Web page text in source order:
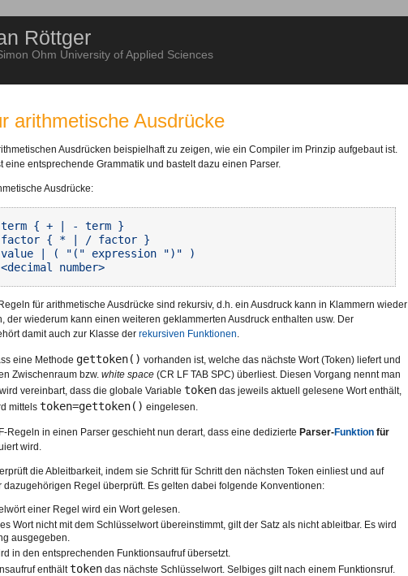
Röttger
Ohm University of Applied Sciences
arithmetische Ausdrücke
Ausdrücken beispielhaft zu zeigen, wie ein Compiler im Prinzip aufgebaut ist.
eine entsprechende Grammatik und bastelt dazu einen Parser.
Ausdrücke:
term { + | - term }
{ * | / factor }
| ( "(" expression ")" )
für arithmetische Ausdrücke sind rekursiv, d.h. ein Ausdruck kann in Klammern wieder
der wiederum kann einen weiteren geklammerten Ausdruck enthalten usw. Der
damit auch zur Klasse der rekursiven Funktionen.
eine Methode gettoken() vorhanden ist, welche das nächste Wort (Token) liefert und
Zwischenraum bzw. white space (CR LF TAB SPC) überliest. Diesen Vorgang nennt man
vereinbart, dass die globale Variable token das jeweils aktuell gelesene Wort enthält,
mittels token=gettoken() eingelesen.
Regeln in einen Parser geschieht nun derart, dass eine dedizierte Parser-Funktion für
wird.
die Ableitbarkeit, indem sie Schritt für Schritt den nächsten Token einliest und auf
dazugehörigen Regel überprüft. Es gelten dabei folgende Konventionen:
einer Regel wird ein Wort gelesen.
Wort nicht mit dem Schlüsselwort übereinstimmt, gilt der Satz als nicht ableitbar. Es wird
ausgegeben.
in den entsprechenden Funktionsaufruf übersetzt.
enthälttoken das nächste Schlüsselwort. Selbiges gilt nach einem Funktionsruf.